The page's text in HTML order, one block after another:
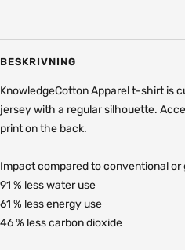
BESKRIVNING
KnowledgeCotton Apparel t-shirt is
jersey with a regular silhouette.
print on the back.
Impact compared to conventional or
91 % less water use
61 % less energy use
46 % less carbon dioxide